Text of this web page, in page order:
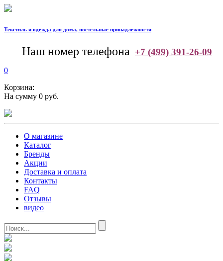
Текстиль и одежда для дома, постельные принадлежности
Наш номер телефона +7 (499) 391-26-09
0
Корзина:
На сумму 0 руб.
О магазине
Каталог
Бренды
Акции
Доставка и оплата
Контакты
FAQ
Отзывы
видео